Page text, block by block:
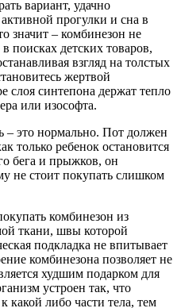
вариант, удачно
прогулки и сна в
значит – комбинезон не
поисках детских товаров,
взгляд на толстых
жертвой
слоя синтепона держат тепло
или изософта.
– это нормально. Пот должен
только ребенок остановится
бега и прыжков, он
не стоит покупать слишком
комбинезон из
ткани, швы которой
подкладка не впитывает
комбинезона позволяет не
худшим подарком для
устроен так, что
либо части тела, тем